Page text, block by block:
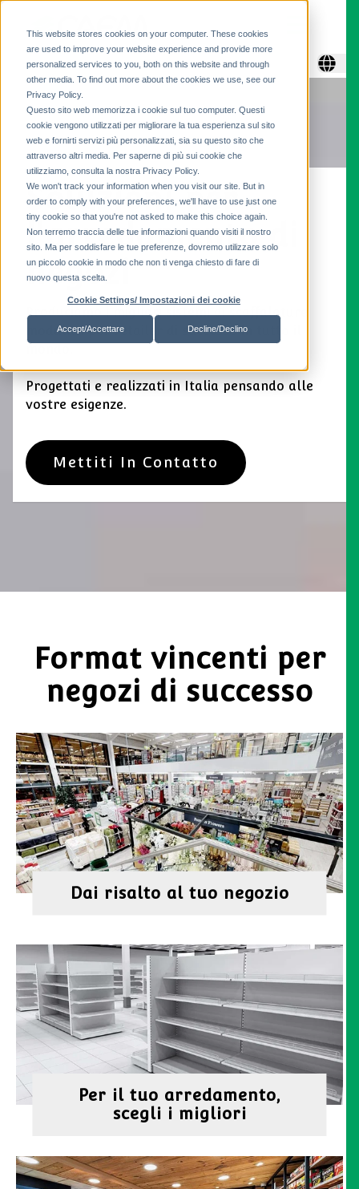
This website stores cookies on your computer. These cookies
are used to improve your website experience and provide more
personalized services to you, both on this website and through
other media. To find out more about the cookies we use, see our
Privacy Policy.
Questo sito web memorizza i cookie sul tuo computer. Questi
cookie vengono utilizzati per migliorare la tua esperienza sul sito
web e fornirti servizi più personalizzati, sia su questo sito che
attraverso altri media. Per saperne di più sui cookie che
utilizziamo, consulta la nostra Privacy Policy.
We won't track your information when you visit our site. But in
order to comply with your preferences, we'll have to use just one
tiny cookie so that you're not asked to make this choice again.
Non terremo traccia delle tue informazioni quando visiti il ​​nostro
sito. Ma per soddisfare le tue preferenze, dovremo utilizzare solo
un piccolo cookie in modo che non ti venga chiesto di fare di
nuovo questa scelta.
Cookie Settings/ Impostazioni dei cookie
Accept/Accettare Decline/Declino
Soluzioni per
l'arredamento di
negozi
Produciamo i migliori sistemi di scaffalature
modulari per retailer di successo in tutto il
Progettati e realizzati in Italia pensando alle
vostre esigenze.
Mettiti In Contatto
Format vincenti per
negozi di successo
Dai risalto al tuo negozio
Per il tuo arredamento,
scegli i migliori